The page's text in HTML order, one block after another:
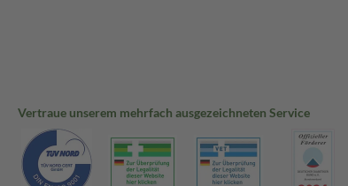
Vertraue unserem mehrfach ausgezeichneten Service